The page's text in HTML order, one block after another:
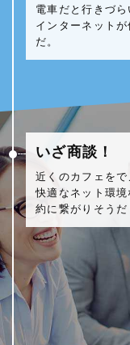
電車だと行きづ
インターネット
だ。
いざ商談！
近くのカフェをで
快適なネット環
約に繋がりそうだ